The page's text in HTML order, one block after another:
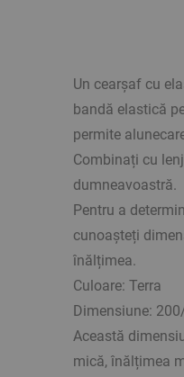
Un cearșaf cu
bandă elastică
permite
Combinați cu
dumneavoastră.
Pentru a
cunoașteți
înălțimea.
Culoare: Terra
Dimensiune:
Această
mică, înălțimea